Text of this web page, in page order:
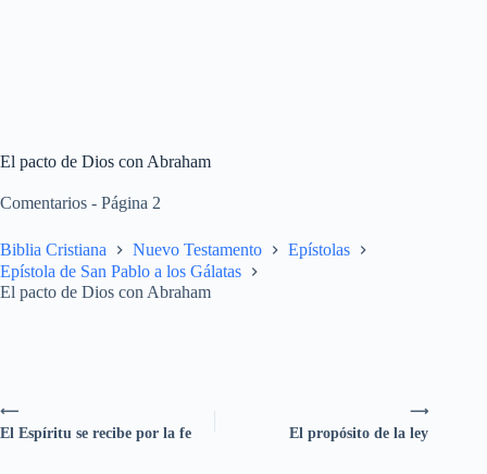
El pacto de Dios con Abraham
Comentarios - Página 2
Biblia Cristiana Nuevo Testamento
Epístolas
Epístola de San Pablo a los Gálatas
El pacto de Dios con Abraham
⟶
El propósito de la ley
⟵
El Espíritu se recibe por la fe